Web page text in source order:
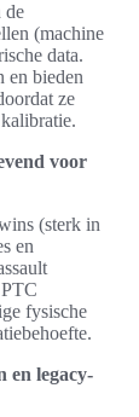
de
(machine
data.
en bieden
ze
voor
(sterk in
en
fysische
en legacy-